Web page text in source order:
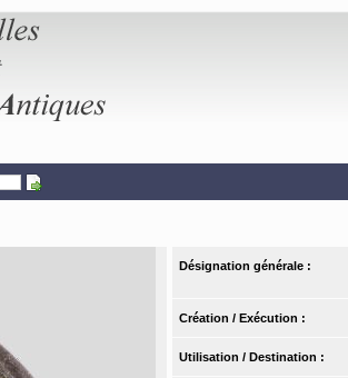
Désignation générale :
Création / Exécution :
Utilisation / Destination :